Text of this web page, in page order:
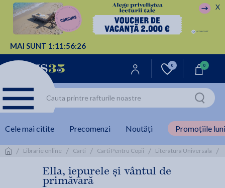
MAI SUNT 1:11:56:26
X
0 0
Cele mai citite Precomenzi Noutăți Promoțiile
/ Librarie online / Carti / Carti Pentru Copii / Literatura Universala /
Ella, iepurele și vântul de
primăvară